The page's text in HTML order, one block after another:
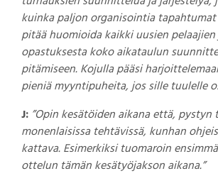
kuinka paljon organisointia
pitää huomioida kaikki uusien
opastuksesta koko aikataulun
pitämiseen. Kojulla pääsi
pieniä myyntipuheita, jos sille tuulelle
J: ”Opin kesätöiden aikana että, pystyn
monenlaisissa tehtävissä, kunhan
kattava. Esimerkiksi tuomaroin
ottelun tämän kesätyöjakson aikana.”